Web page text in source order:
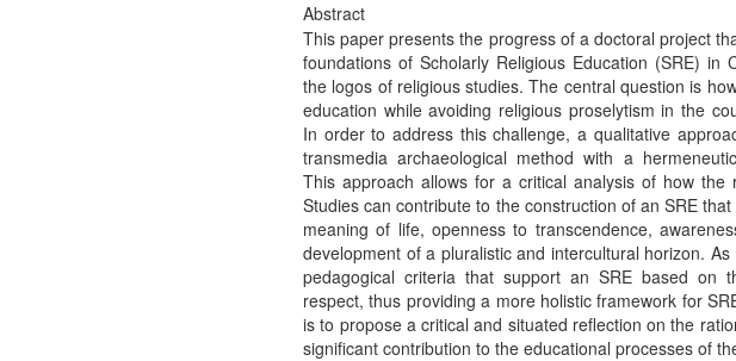
Abstract
This paper presents the progress of a doctoral project
foundations of Scholarly Religious Education (SRE) in
the logos of religious studies. The central question is
education while avoiding religious proselytism in the
In order to address this challenge, a qualitative
transmedia archaeological method with a
This approach allows for a critical analysis of how the
Studies can contribute to the construction of an SRE
meaning of life, openness to transcendence,
development of a pluralistic and intercultural horizon.
pedagogical criteria that support an SRE based on
respect, thus providing a more holistic framework for
is to propose a critical and situated reflection on the
significant contribution to the educational processes of